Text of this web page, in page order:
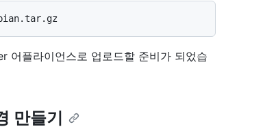
어플라이언스로 업로드할 준비가 되었습
만들기